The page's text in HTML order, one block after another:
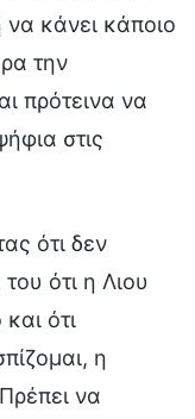
να κάνει κάποιο
την
πρότεινα να
στις
ότι δεν
ότι η Λιου
ότι
η
να